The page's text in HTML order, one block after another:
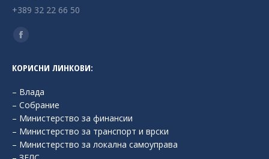
+389 32 22 66 50
Find us on:
Facebook
opens
in
new
window
КОРИСНИ ЛИНКОВИ:
– Влада
– Собрание
– Министерство за финансии
– Министерство за транспорт и врски
– Министерство за локална самоуправа